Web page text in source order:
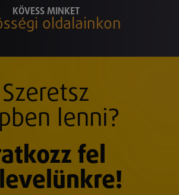
KÖVESS MINKET
oldalainkon
Szeretsz
lenni?
fel